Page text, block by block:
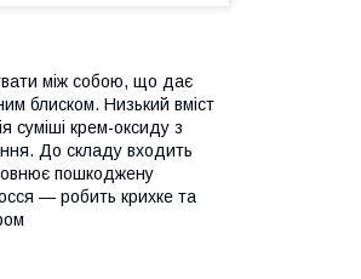
між собою, що дає
блиском. Низький вміст
суміші крем-оксиду з
До складу входить
пошкоджену
— робить крихке та